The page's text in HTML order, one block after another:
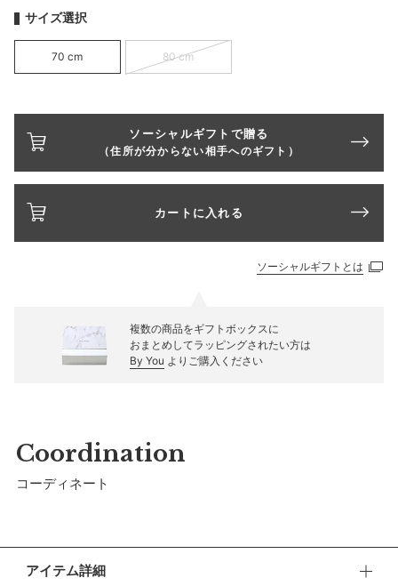
サイズ選択
70 cm 80 cm
ソーシャルギフトで贈る
（住所が分からない相手へのギフト）
カートに入れる
ソーシャルギフトとは
複数の商品をギフトボックスに
おまとめしてラッピングされたい方は
By You よりご購入ください
Coordination
コーディネート
アイテム詳細